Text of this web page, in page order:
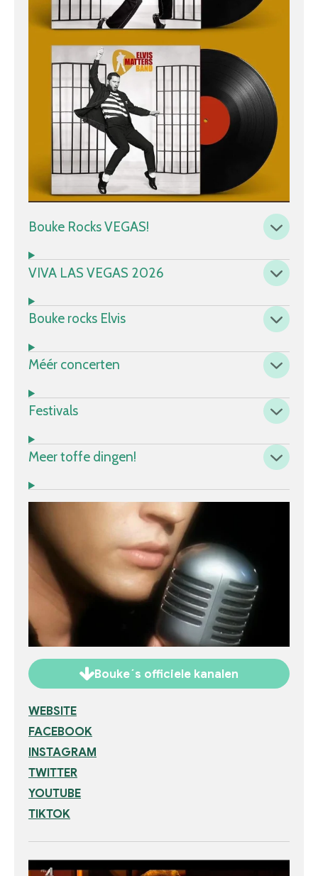
Bouke Rocks VEGAS!
VIVA LAS VEGAS 2026
Bouke rocks Elvis
Méér concerten
Festivals
Meer toffe dingen!
Bouke´s officiele kanalen
WEBSITE
FACEBOOK
INSTAGRAM
TWITTER
YOUTUBE
TIKTOK